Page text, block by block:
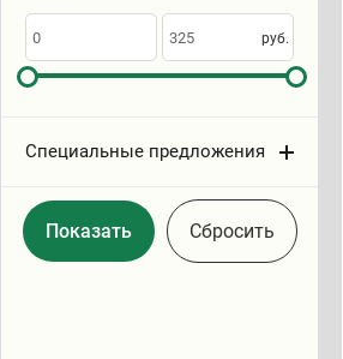
Сортировать
по
руб.
Специальные предложения
Cбросить